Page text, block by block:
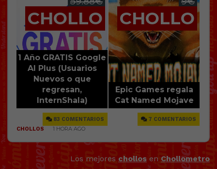
Los mejores chollos en Chollometro